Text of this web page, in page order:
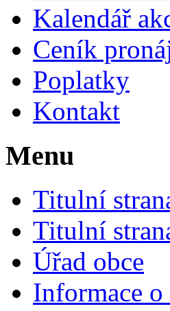
Kalendář
Ceník
Poplatky
Kontakt
Menu
Titulní
Titulní
Úřad obce
Informace o